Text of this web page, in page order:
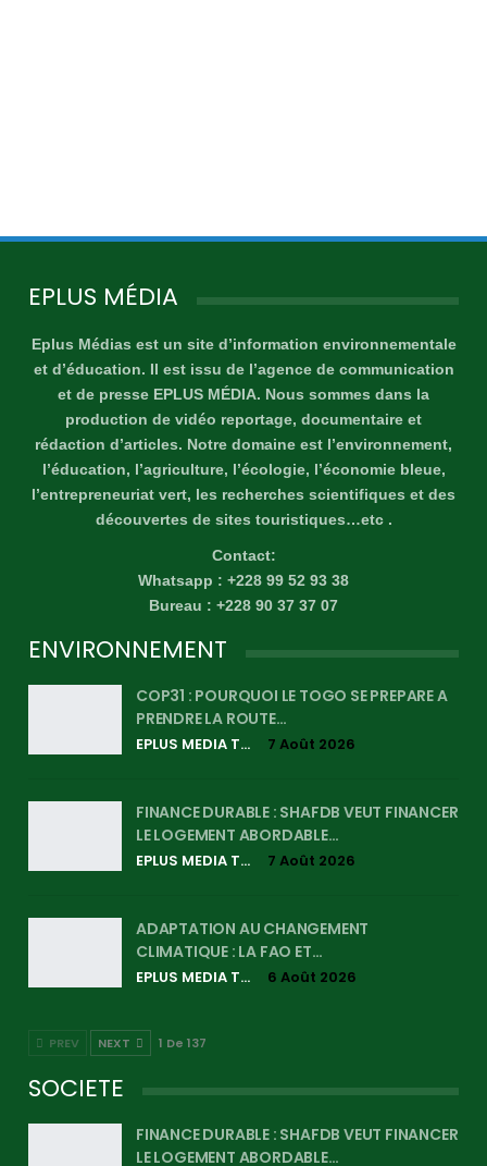
EPLUS MÉDIA
Eplus Médias est un site d’information environnementale
et d’éducation. Il est issu de l’agence de communication
et de presse EPLUS MÉDIA. Nous sommes dans la
production de vidéo reportage, documentaire et
rédaction d’articles. Notre domaine est l’environnement,
l’éducation, l’agriculture, l’écologie, l’économie bleue,
l’entrepreneuriat vert, les recherches scientifiques et des
découvertes de sites touristiques…etc .
Contact:
Whatsapp : +228 99 52 93 38
Bureau : +228 90 37 37 07
ENVIRONNEMENT
COP31 : POURQUOI LE TOGO SE PREPARE A
PRENDRE LA ROUTE…
EPLUS MEDIA TV 7 Août 2026
FINANCE DURABLE : SHAFDB VEUT FINANCER
LE LOGEMENT ABORDABLE…
EPLUS MEDIA TV 7 Août 2026
ADAPTATION AU CHANGEMENT
CLIMATIQUE : LA FAO ET…
EPLUS MEDIA TV 6 Août 2026
PREV NEXT 1 De 137
SOCIETE
FINANCE DURABLE : SHAFDB VEUT FINANCER
LE LOGEMENT ABORDABLE…